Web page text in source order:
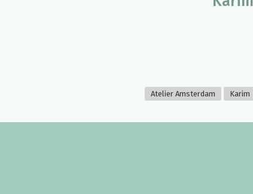
Atelier Amsterdam Karim